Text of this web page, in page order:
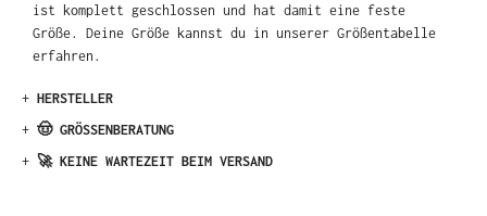
ist komplett geschlossen und hat damit eine feste
Größe. Deine Größe kannst du in unserer Größentabelle
erfahren.
+ HERSTELLER
+ 🤠 GRÖSSENBERATUNG
+ 🚀 KEINE WARTEZEIT BEIM VERSAND